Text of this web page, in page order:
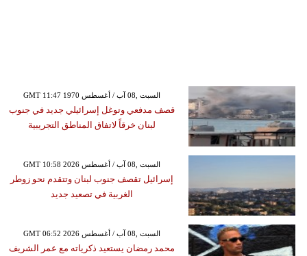
GMT 11:47 1970 السبت ,08 آب / أغسطس
قصف مدفعي وتوغل إسرائيلي جديد في جنوب
لبنان خرقاً لاتفاق المناطق التجريبية
GMT 10:58 2026 السبت ,08 آب / أغسطس
إسرائيل تقصف جنوب لبنان وتتقدم نحو زوطر
الغربية في تصعيد جديد
GMT 06:52 2026 السبت ,08 آب / أغسطس
محمد رمضان يستعيد ذكرياته مع عمر الشريف